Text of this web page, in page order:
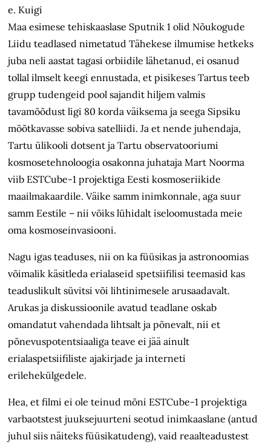
e. Kuigi
Maa esimese tehiskaaslase Sputnik 1 olid Nõukogude
Liidu teadlased nimetatud Tähekese ilmumise hetkeks
juba neli aastat tagasi orbiidile lähetanud, ei osanud
tollal ilmselt keegi ennustada, et pisikeses Tartus teeb
grupp tudengeid pool sajandit hiljem valmis
tavamõõdust ligi 80 korda väiksema ja seega Sipsiku
mõõtkavasse sobiva satelliidi. Ja et nende juhendaja,
Tartu ülikooli dotsent ja Tartu observatooriumi
kosmosetehnoloogia osakonna juhataja Mart Noorma
viib ESTCube-1 projektiga Eesti kosmoseriikide
maailmakaardile. Väike samm inimkonnale, aga suur
samm Eestile – nii võiks lühidalt iseloomustada meie
oma kosmoseinvasiooni.
Nagu igas teaduses, nii on ka füüsikas ja astronoomias
võimalik käsitleda erialaseid spetsiifilisi teemasid kas
teaduslikult süvitsi või lihtinimesele arusaadavalt.
Arukas ja diskussioonile avatud teadlane oskab
omandatut vahendada lihtsalt ja põnevalt, nii et
põnevuspotentsiaaliga teave ei jää ainult
erialaspetsiifiliste ajakirjade ja interneti
erilehekülgedele.
Hea, et filmi ei ole teinud mõni ESTCube-1 projektiga
varbaotstest juuksejuurteni seotud inimkaaslane (antud
juhul siis näiteks füüsikatudeng), vaid reaalteadustest